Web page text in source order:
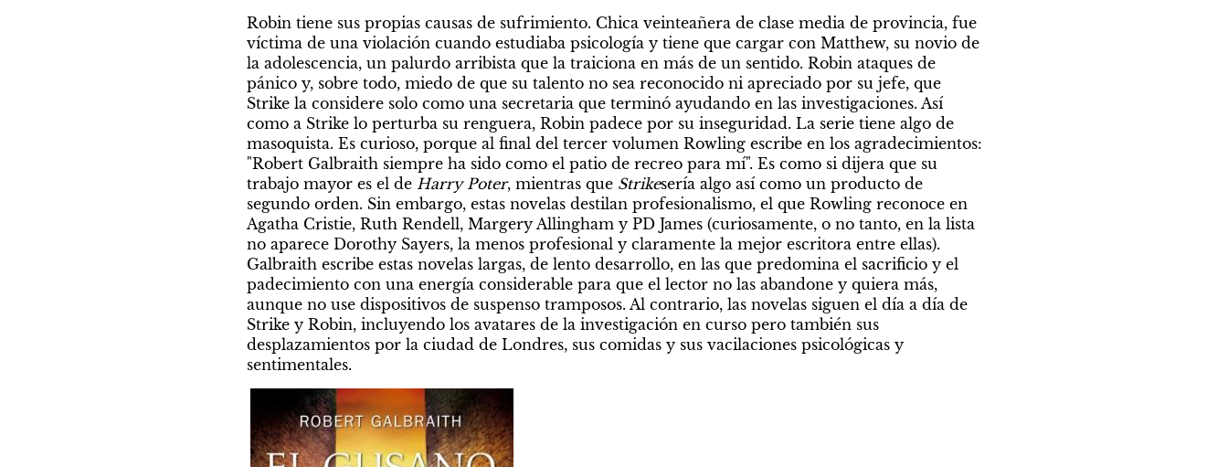
Robin tiene sus propias causas de sufrimiento. Chica veinteañera de clase media de provincia, fue
víctima de una violación cuando estudiaba psicología y tiene que cargar con Matthew, su novio de
la adolescencia, un palurdo arribista que la traiciona en más de un sentido. Robin ataques de
pánico y, sobre todo, miedo de que su talento no sea reconocido ni apreciado por su jefe, que
Strike la considere solo como una secretaria que terminó ayudando en las investigaciones. Así
como a Strike lo perturba su renguera, Robin padece por su inseguridad. La serie tiene algo de
masoquista. Es curioso, porque al final del tercer volumen Rowling escribe en los agradecimientos:
"Robert Galbraith siempre ha sido como el patio de recreo para mí". Es como si dijera que su
trabajo mayor es el de Harry Poter, mientras que Strikesería algo así como un producto de
segundo orden. Sin embargo, estas novelas destilan profesionalismo, el que Rowling reconoce en
Agatha Cristie, Ruth Rendell, Margery Allingham y PD James (curiosamente, o no tanto, en la lista
no aparece Dorothy Sayers, la menos profesional y claramente la mejor escritora entre ellas).
Galbraith escribe estas novelas largas, de lento desarrollo, en las que predomina el sacrificio y el
padecimiento con una energía considerable para que el lector no las abandone y quiera más,
aunque no use dispositivos de suspenso tramposos. Al contrario, las novelas siguen el día a día de
Strike y Robin, incluyendo los avatares de la investigación en curso pero también sus
desplazamientos por la ciudad de Londres, sus comidas y sus vacilaciones psicológicas y
sentimentales.